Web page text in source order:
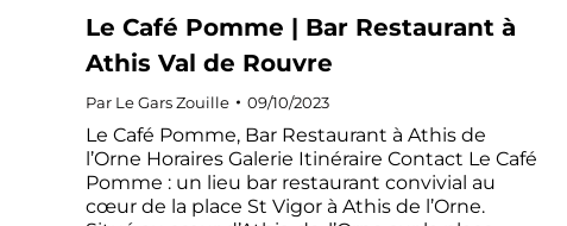
Le Café Pomme | Bar Restaurant à
Athis Val de Rouvre
Par Le Gars Zouille 09/10/2023
Le Café Pomme, Bar Restaurant à Athis de
l’Orne Horaires Galerie Itinéraire Contact Le Café
Pomme : un lieu bar restaurant convivial au
cœur de la place St Vigor à Athis de l’Orne.